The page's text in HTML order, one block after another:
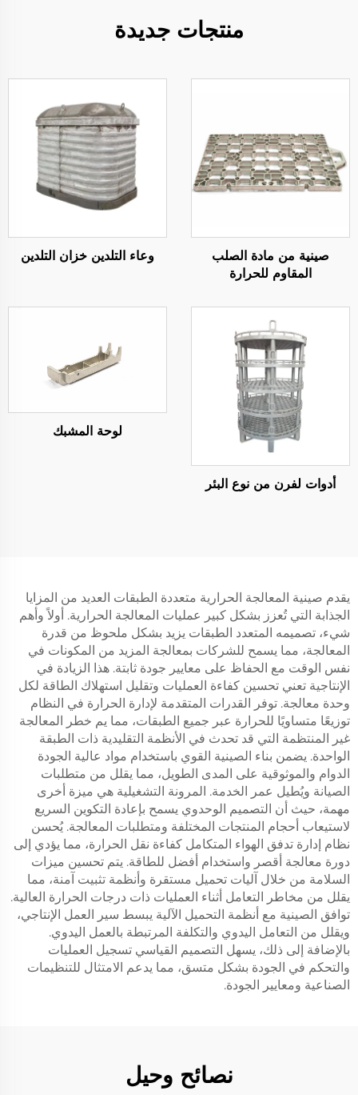
منتجات جديدة
صينية من مادة الصلب
المقاوم للحرارة
وعاء التلدين خزان التلدين
أدوات لفرن من نوع البئر
لوحة المشبك
يقدم صينية المعالجة الحرارية متعددة الطبقات العديد من المزايا
الجذابة التي تُعزز بشكل كبير عمليات المعالجة الحرارية. أولاً وأهم
شيء، تصميمه المتعدد الطبقات يزيد بشكل ملحوظ من قدرة
المعالجة، مما يسمح للشركات بمعالجة المزيد من المكونات في
نفس الوقت مع الحفاظ على معايير جودة ثابتة. هذا الزيادة في
الإنتاجية تعني تحسين كفاءة العمليات وتقليل استهلاك الطاقة لكل
وحدة معالجة. توفر القدرات المتقدمة لإدارة الحرارة في النظام
توزيعًا متساويًا للحرارة عبر جميع الطبقات، مما يم خطر المعالجة
غير المنتظمة التي قد تحدث في الأنظمة التقليدية ذات الطبقة
الواحدة. يضمن بناء الصينية القوي باستخدام مواد عالية الجودة
الدوام والموثوقية على المدى الطويل، مما يقلل من متطلبات
الصيانة ويُطيل عمر الخدمة. المرونة التشغيلية هي ميزة أخرى
مهمة، حيث أن التصميم الوحدوي يسمح بإعادة التكوين السريع
لاستيعاب أحجام المنتجات المختلفة ومتطلبات المعالجة. يُحسن
نظام إدارة تدفق الهواء المتكامل كفاءة نقل الحرارة، مما يؤدي إلى
دورة معالجة أقصر واستخدام أفضل للطاقة. يتم تحسين ميزات
السلامة من خلال آليات تحميل مستقرة وأنظمة تثبيت آمنة، مما
يقلل من مخاطر التعامل أثناء العمليات ذات درجات الحرارة العالية.
توافق الصينية مع أنظمة التحميل الآلية يبسط سير العمل الإنتاجي،
ويقلل من التعامل اليدوي والتكلفة المرتبطة بالعمل اليدوي.
بالإضافة إلى ذلك، يسهل التصميم القياسي تسجيل العمليات
والتحكم في الجودة بشكل متسق، مما يدعم الامتثال للتنظيمات
الصناعية ومعايير الجودة.
نصائح وحيل